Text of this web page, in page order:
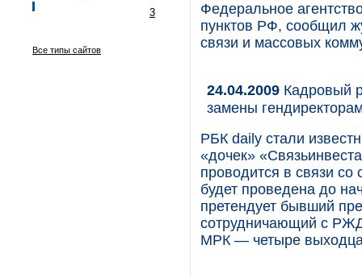
3
Все типы сайтов
Федеральное
пунктов РФ, сообщил
связи и массовых
24.04.2009 Кадровый
замены
РБК daily стали
«дочек»
проводится в связи
будет проведена до
претендует бывший
сотрудничающий с
МРК — четыре